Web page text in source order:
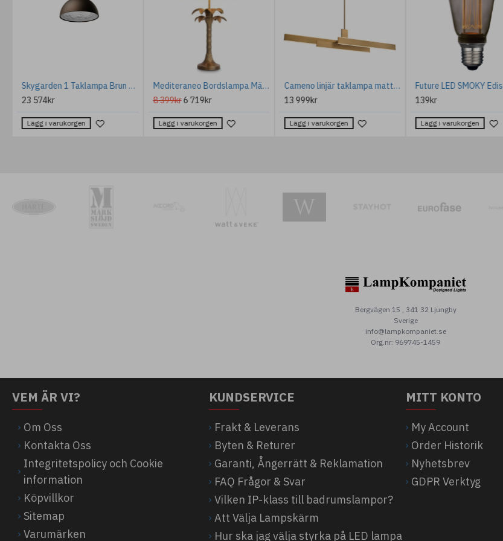
Plattahängsmycke
Golvlampa
Tansy taklampa keramik blå jord 12cm
2 189kr2 080kr
Lägg i varukorgen
Helsingör 1-lt utomhus pollare ljus svart 100cm
3 899kr 3 119kr
Lägg i varukorgen
Brooke 1-Ljus Vägglampa Polerad Krom 22,3cm IP44
2 899kr2 319kr
Lägg i varukorgen
16 499kr
Lägg i varukorgen
Bergvägen 15 , 341 32 Ljungby
Sverige
info@lampkompaniet.se
Org.nr: 969745-1459
VEM ÄR VI?
Om Oss
Kontakta Oss
Integritetspolicy och Cookie
information
Köpvillkor
Sitemap
Varumärken
KUNDSERVICE
Frakt & Leverans
Byten & Returer
Garanti, Ångerrätt & Reklamation
FAQ Frågor & Svar
Vilken IP-klass till badrumslampor?
Att Välja Lampskärm
Hur ska jag välja styrka på LED lampa
MITT KONTO
My Account
Order Historik
Nyhetsbrev
GDPR Verktyg